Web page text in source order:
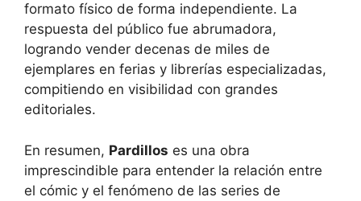
formato físico de forma independiente. La
respuesta del público fue abrumadora,
logrando vender decenas de miles de
ejemplares en ferias y librerías especializadas,
compitiendo en visibilidad con grandes
editoriales.
En resumen, Pardillos es una obra
imprescindible para entender la relación entre
el cómic y el fenómeno de las series de